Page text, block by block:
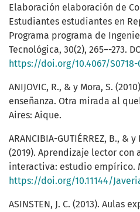
Elaboración elaboración de
Estudiantes estudiantes en
Programa programa de
Tecnológica, 30(2), 265–-273.
https://doi.org/10.4067/S0718-
ANIJOVIC, R., & y Mora, S.
enseñanza. Otra mirada al
Aires: Aique.
ARANCIBIA-GUTIÉRREZ, B., &
(2019). Aprendizaje lector
interactiva: estudio empírico.
https://doi.org/10.11144/
ASINSTEN, J. C. (2013). Aulas